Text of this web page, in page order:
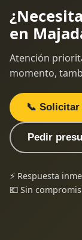
en
Atención
momento,
📞 Solicitar
Pedir
⚡ Respuesta
💶 Sin